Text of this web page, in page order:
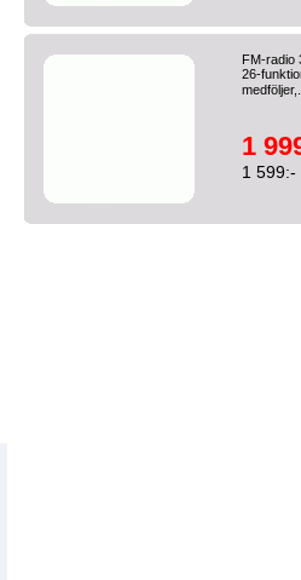
FM-radio
26-
1
1 599:-